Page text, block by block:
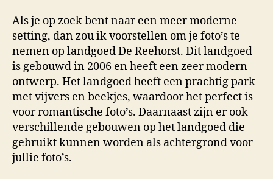
Als je op zoek bent naar een meer moderne
setting, dan zou ik voorstellen om je foto’s te
nemen op landgoed De Reehorst. Dit landgoed
is gebouwd in 2006 en heeft een zeer modern
ontwerp. Het landgoed heeft een prachtig park
met vijvers en beekjes, waardoor het perfect is
voor romantische foto’s. Daarnaast zijn er ook
verschillende gebouwen op het landgoed die
gebruikt kunnen worden als achtergrond voor
jullie foto’s.